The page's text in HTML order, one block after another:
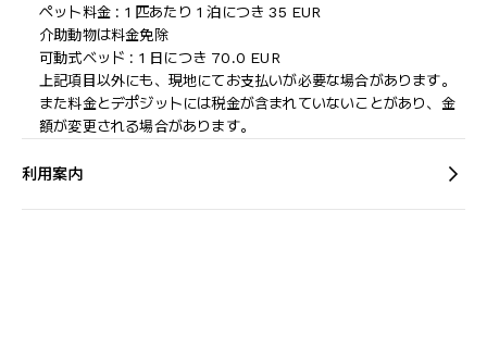
ペット料金 : 1 匹あたり 1 泊につき 35 EUR
介助動物は料金免除
可動式ベッド : 1 日につき 70.0 EUR
上記項目以外にも、現地にてお支払いが必要な場合があります。
また料金とデポジットには税金が含まれていないことがあり、金
額が変更される場合があります。
利用案内